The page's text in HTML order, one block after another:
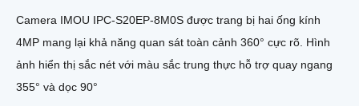
Camera IMOU IPC-S20EP-8M0S được trang bị hai ống kính
4MP mang lại khả năng quan sát toàn cảnh 360° cực rõ. Hình
ảnh hiển thị sắc nét với màu sắc trung thực hỗ trợ quay ngang
355° và dọc 90°